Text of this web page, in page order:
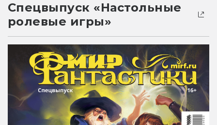
Спецвыпуск «Настольные
ролевые игры»